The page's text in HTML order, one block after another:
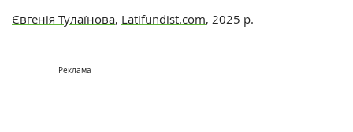
Євгенія Тулаїнова, Latifundist.com, 2025 р.
Реклама